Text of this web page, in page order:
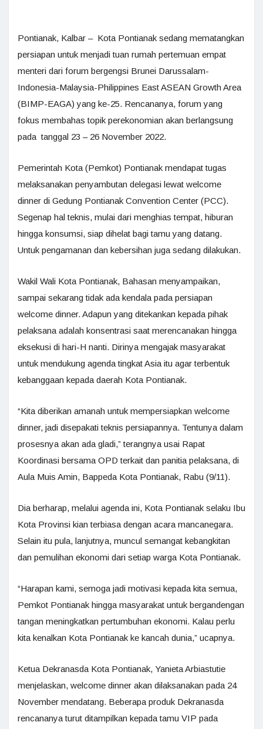
Pontianak, Kalbar – Kota Pontianak sedang mematangkan
persiapan untuk menjadi tuan rumah pertemuan empat
menteri dari forum bergengsi Brunei Darussalam-
Indonesia-Malaysia-Philippines East ASEAN Growth Area
(BIMP-EAGA) yang ke-25. Rencananya, forum yang
fokus membahas topik perekonomian akan berlangsung
pada tanggal 23 – 26 November 2022.
Pemerintah Kota (Pemkot) Pontianak mendapat tugas
melaksanakan penyambutan delegasi lewat welcome
dinner di Gedung Pontianak Convention Center (PCC).
Segenap hal teknis, mulai dari menghias tempat, hiburan
hingga konsumsi, siap dihelat bagi tamu yang datang.
Untuk pengamanan dan kebersihan juga sedang dilakukan.
Wakil Wali Kota Pontianak, Bahasan menyampaikan,
sampai sekarang tidak ada kendala pada persiapan
welcome dinner. Adapun yang ditekankan kepada pihak
pelaksana adalah konsentrasi saat merencanakan hingga
eksekusi di hari-H nanti. Dirinya mengajak masyarakat
untuk mendukung agenda tingkat Asia itu agar terbentuk
kebanggaan kepada daerah Kota Pontianak.
“Kita diberikan amanah untuk mempersiapkan welcome
dinner, jadi disepakati teknis persiapannya. Tentunya dalam
prosesnya akan ada gladi,” terangnya usai Rapat
Koordinasi bersama OPD terkait dan panitia pelaksana, di
Aula Muis Amin, Bappeda Kota Pontianak, Rabu (9/11).
Dia berharap, melalui agenda ini, Kota Pontianak selaku Ibu
Kota Provinsi kian terbiasa dengan acara mancanegara.
Selain itu pula, lanjutnya, muncul semangat kebangkitan
dan pemulihan ekonomi dari setiap warga Kota Pontianak.
“Harapan kami, semoga jadi motivasi kepada kita semua,
Pemkot Pontianak hingga masyarakat untuk bergandengan
tangan meningkatkan pertumbuhan ekonomi. Kalau perlu
kita kenalkan Kota Pontianak ke kancah dunia,” ucapnya.
Ketua Dekranasda Kota Pontianak, Yanieta Arbiastutie
menjelaskan, welcome dinner akan dilaksanakan pada 24
November mendatang. Beberapa produk Dekranasda
rencananya turut ditampilkan kepada tamu VIP pada